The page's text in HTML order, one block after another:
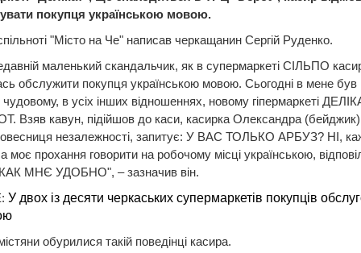
покупця українською мовою.
"Місто на Че" написав черкащанин Сергій Руденко.
маленький скандальчик, як в супермаркеті СІЛЬПО
обслужити покупця українською мовою. Сьогодні в мене був
в усіх інших відношеннях, новому гіпермаркеті
Взяв кавун, підійшов до каси, касирка Олександра
незалежності, запитує: У ВАС ТОЛЬКО АРБУЗ? НІ,
прохання говорити на робочому місці українською,
МНЄ УДОБНО", – зазначив він.
У двох із десяти черкаських супермаркетів покупців
обурилися такій поведінці касира.